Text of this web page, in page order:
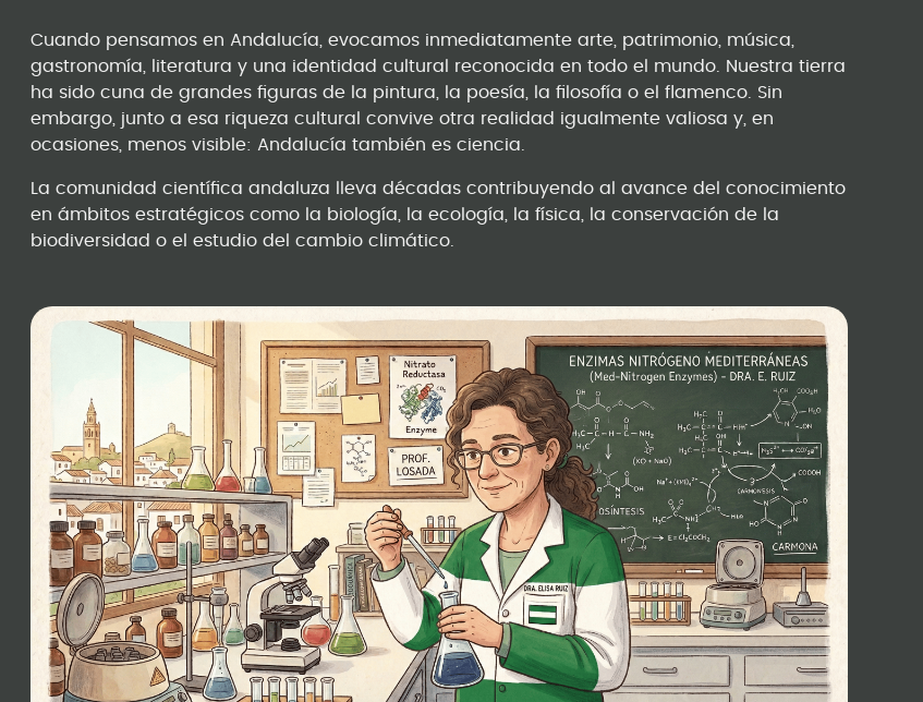
Cuando pensamos en Andalucía, evocamos inmediatamente arte, patrimonio, música,
gastronomía, literatura y una identidad cultural reconocida en todo el mundo. Nuestra tierra
ha sido cuna de grandes figuras de la pintura, la poesía, la filosofía o el flamenco. Sin
embargo, junto a esa riqueza cultural convive otra realidad igualmente valiosa y, en
ocasiones, menos visible: Andalucía también es ciencia.
La comunidad científica andaluza lleva décadas contribuyendo al avance del conocimiento
en ámbitos estratégicos como la biología, la ecología, la física, la conservación de la
biodiversidad o el estudio del cambio climático.